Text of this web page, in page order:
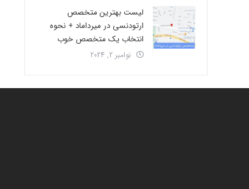
لیست بهترین متخصص
ارتودنسی در میرداماد + نحوه
انتخاب یک متخصص خوب
نوامبر 2, 2024